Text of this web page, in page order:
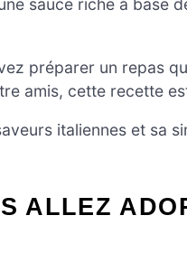
sauce riche à base
préparer un repas
amis, cette recette
italiennes et sa
ALLEZ